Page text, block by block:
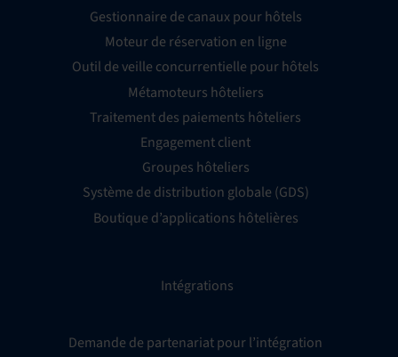
Gestionnaire de canaux pour hôtels
Moteur de réservation en ligne
Outil de veille concurrentielle pour hôtels
Métamoteurs hôteliers
Traitement des paiements hôteliers
Engagement client
Groupes hôteliers
Système de distribution globale (GDS)
Boutique d’applications hôtelières
Intégrations
Demande de partenariat pour l’intégration